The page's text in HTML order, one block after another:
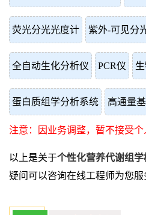
荧光分光光度计 紫外-可见分
全自动生化分析仪 PCR仪
蛋白质组学分析系统 高通量
注意：因业务调整，暂不接受个
以上是关于个性化营养代谢组学
疑问可以咨询在线工程师为您服